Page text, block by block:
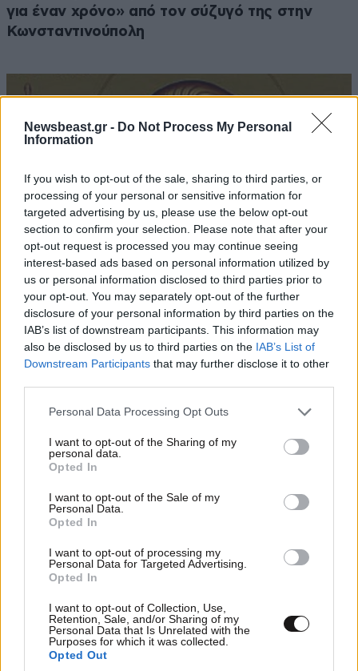
Newsbeast.gr - Do Not Process My Personal
Information
If you wish to opt-out of the sale, sharing to third parties, or
processing of your personal or sensitive information for
targeted advertising by us, please use the below opt-out
section to confirm your selection. Please note that after your
opt-out request is processed you may continue seeing
interest-based ads based on personal information utilized by
us or personal information disclosed to third parties prior to
your opt-out. You may separately opt-out of the further
disclosure of your personal information by third parties on the
IAB’s list of downstream participants. This information may
also be disclosed by us to third parties on the IAB’s List of
Downstream Participants that may further disclose it to other
Please note that this website/app uses one or more Google
not limited to your visit or usage behaviour. You may click to
grant or deny consent to Google and its third-party tags to
use your data for below specified purposes in below Google
consent section.
Personal Data Processing Opt Outs
I want to opt-out of the Sharing of my
personal data.
Opted In
I want to opt-out of the Sale of my
Personal Data.
Opted In
I want to opt-out of processing my
Personal Data for Targeted Advertising.
Opted In
I want to opt-out of Collection, Use,
Retention, Sale, and/or Sharing of my
Personal Data that Is Unrelated with the
Purposes for which it was collected.
Opted Out
για έναν χρόνο» από τον σύζυγό της στην
Κωνσταντινούπολη
ΕΛΛΑΔΑ1 ω. πριν
Εορτολόγιο: Ποιος γιορτάζει σήμερα 9
Αυγούστου
LIFESTYLE08·08·2026 22:48
Περικλής Κονδυλάτος: Οι πρώτες φωτογραφίες
με τη σύντροφό του Ελίνα από τις διακοπές